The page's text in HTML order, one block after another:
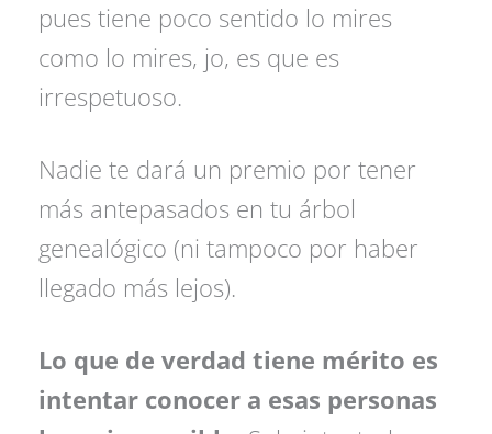
pues tiene poco sentido lo mires
como lo mires, jo, es que es
irrespetuoso.
Nadie te dará un premio por tener
más antepasados en tu árbol
genealógico (ni tampoco por haber
llegado más lejos).
Lo que de verdad tiene mérito es
intentar conocer a esas personas